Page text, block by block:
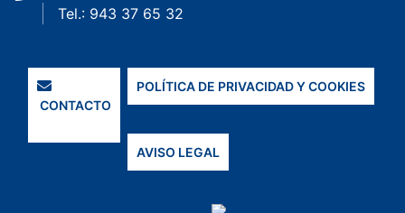
Tel.: 943 37 65 32
CONTACTO
POLÍTICA DE PRIVACIDAD Y COOKIES
AVISO LEGAL